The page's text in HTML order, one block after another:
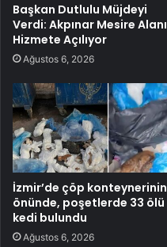
Başkan Dutlulu Müjdeyi
Verdi: Akpınar Mesire Alanı
Hizmete Açılıyor
Ağustos 6, 2026
İzmir’de çöp konteynerinin
önünde, poşetlerde 33 ölü
kedi bulundu
Ağustos 6, 2026